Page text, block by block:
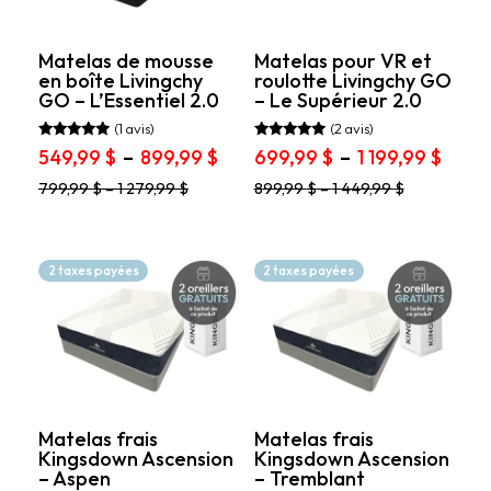
produit
page
du
produit
Matelas de mousse
en boîte Livingchy
GO – L’Essentiel 2.0
Note
5.00
(1 avis)
549,99 $ – 899,99 $ Plage
prix :
899,99 $
Ce
variations.
peuvent
être
choisies
page
du
produit
799,99$–1 279,99$
Matelas pour VR et
roulotte Livingchy GO
– Le Supérieur 2.0
Note
5.00
(2 avis)
699,99 $ – 1 199,99 $Plage
1
Ce
variations.
peuvent
être
choisies
page
du
produit
899,99$–1 449,99$
2 taxes payées
Matelas frais
Kingsdown Ascension
– Aspen
2 taxes payées
Matelas frais
Kingsdown Ascension
– Tremblant